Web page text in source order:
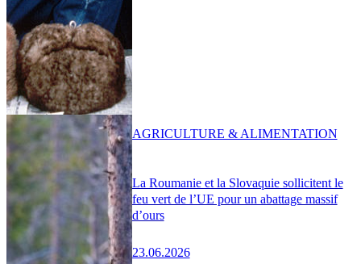
La Roumanie et la Slovaquie sollicitent le
feu vert de l’UE pour un abattage massif
d’ours
23.06.2026
AGRICULTURE & ALIMENTATION